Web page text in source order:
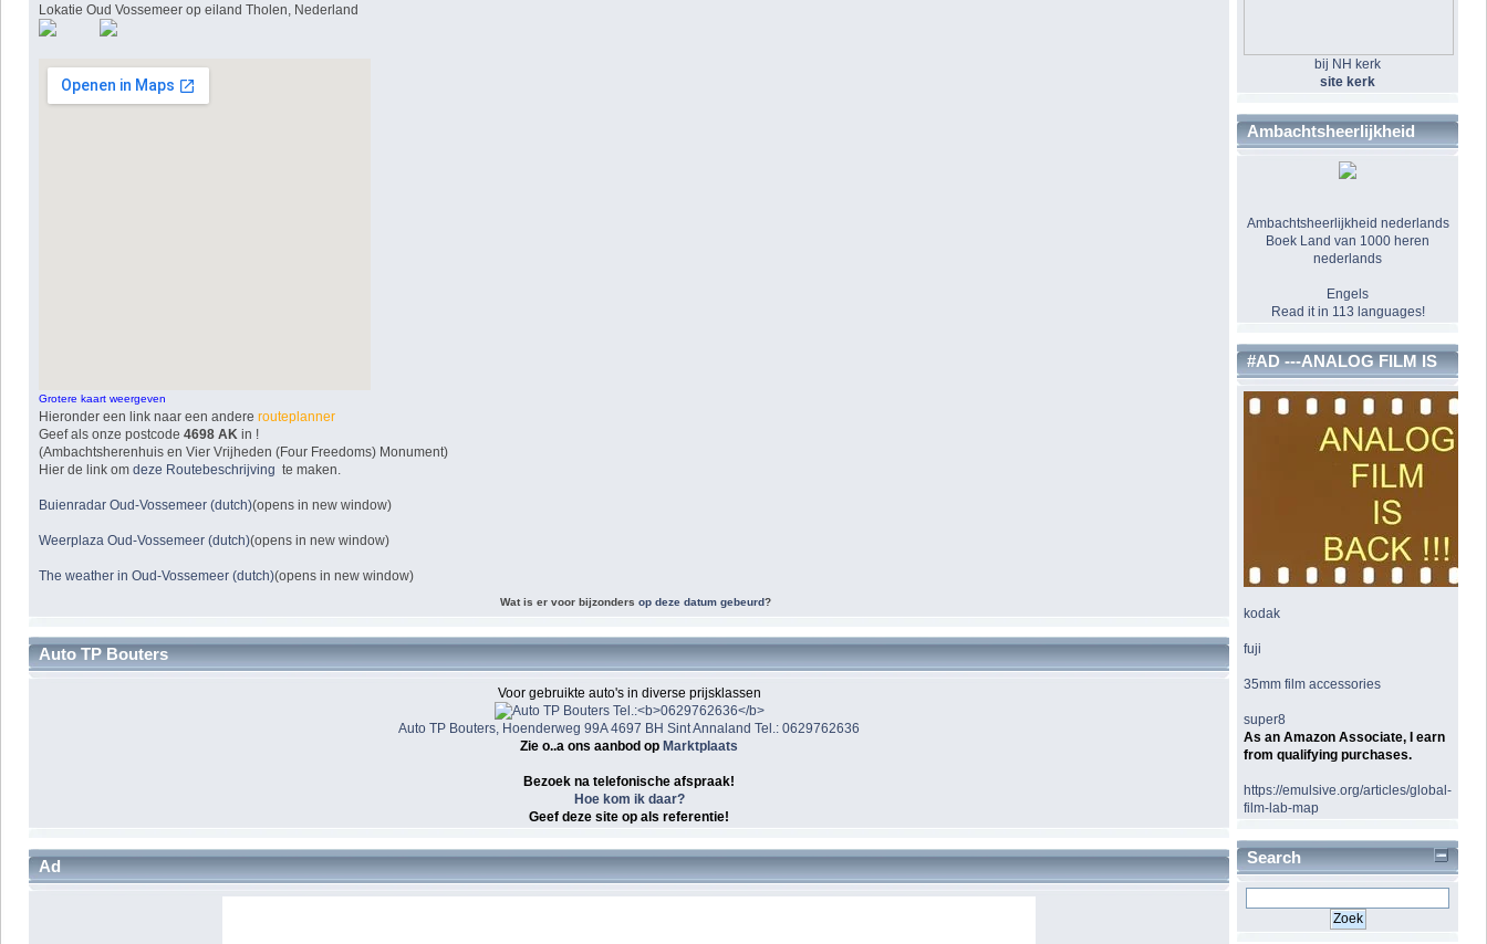
Lokatie Oud Vossemeer op eiland Tholen, Nederland
Grotere kaart weergeven
Hieronder een link naar een andere routeplanner
Geef als onze postcode4698 AK in !
(Ambachtsherenhuis en Vier Vrijheden (Four Freedoms) Monument)
Hier de link omdeze Routebeschrijving te maken.
Buienradar Oud-Vossemeer (dutch)(opens in new window)
Weerplaza Oud-Vossemeer (dutch)(opens in new window)
The weather in Oud-Vossemeer (dutch)(opens in new window)
Wat is er voor bijzonders op deze datum gebeurd?
Auto TP Bouters
Voor gebruikte auto's in diverse prijsklassen
Auto TP Bouters, Hoenderweg 99A 4697 BH Sint Annaland Tel.: 0629762636
Zie o..a ons aanbod op Marktplaats
Bezoek na telefonische afspraak!
Hoe kom ik daar?
Geef deze site op als referentie!
Ad
bij NH kerk
site kerk
Ambachtsheerlijkheid
Ambachtsheerlijkheid nederlands
Boek Land van 1000 heren
nederlands
Engels
Read it in 113 languages!
#AD ---ANALOG FILM IS
BACK
kodak
fuji
35mm film accessories
super8
As an Amazon Associate, I earn
from qualifying purchases.
https://emulsive.org/articles/global-
film-lab-map
Search